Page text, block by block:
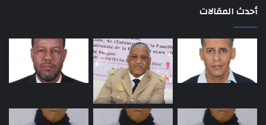
أحدث المقالات